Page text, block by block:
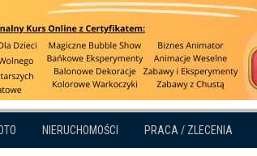
NIERUCHOMOŚCI PRACA / ZLECENIA